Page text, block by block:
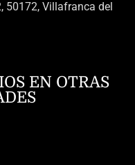
50172, Villafranca del
EN OTRAS